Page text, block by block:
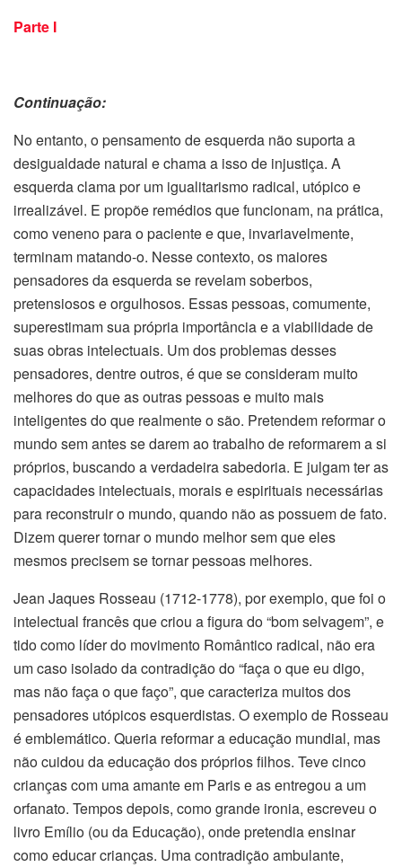
Parte I
Continuação:
No entanto, o pensamento de esquerda não suporta a
desigualdade natural e chama a isso de injustiça. A
esquerda clama por um igualitarismo radical, utópico e
irrealizável. E propõe remédios que funcionam, na prática,
como veneno para o paciente e que, invariavelmente,
terminam matando-o. Nesse contexto, os maiores
pensadores da esquerda se revelam soberbos,
pretensiosos e orgulhosos. Essas pessoas, comumente,
superestimam sua própria importância e a viabilidade de
suas obras intelectuais. Um dos problemas desses
pensadores, dentre outros, é que se consideram muito
melhores do que as outras pessoas e muito mais
inteligentes do que realmente o são. Pretendem reformar o
mundo sem antes se darem ao trabalho de reformarem a si
próprios, buscando a verdadeira sabedoria. E julgam ter as
capacidades intelectuais, morais e espirituais necessárias
para reconstruir o mundo, quando não as possuem de fato.
Dizem querer tornar o mundo melhor sem que eles
mesmos precisem se tornar pessoas melhores.
Jean Jaques Rosseau (1712-1778), por exemplo, que foi o
intelectual francês que criou a figura do “bom selvagem”, e
tido como líder do movimento Romântico radical, não era
um caso isolado da contradição do “faça o que eu digo,
mas não faça o que faço”, que caracteriza muitos dos
pensadores utópicos esquerdistas. O exemplo de Rosseau
é emblemático. Queria reformar a educação mundial, mas
não cuidou da educação dos próprios filhos. Teve cinco
crianças com uma amante em Paris e as entregou a um
orfanato. Tempos depois, como grande ironia, escreveu o
livro Emílio (ou da Educação), onde pretendia ensinar
como educar crianças. Uma contradição ambulante,